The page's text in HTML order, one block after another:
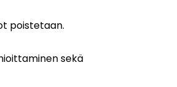
poistetaan.
sekä